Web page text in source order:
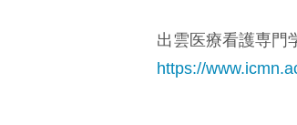
出雲医療看護専門
https://